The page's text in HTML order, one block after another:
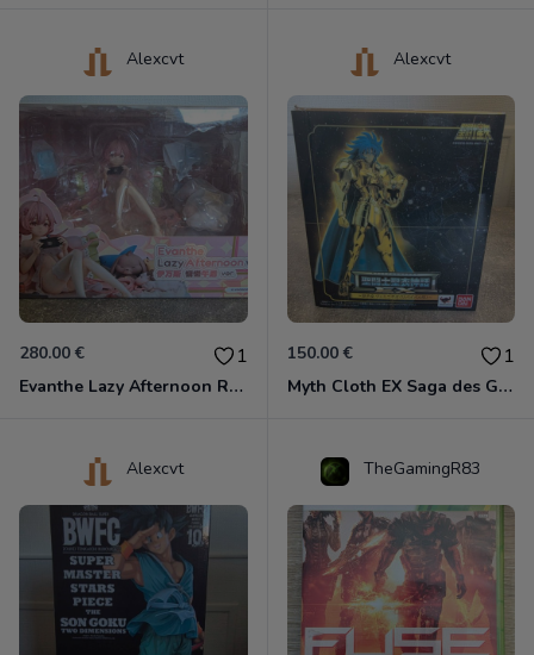
Alexcvt
280.00 € 1
Evanthe Lazy Afternoon Red Pride of Eden
Alexcvt
150.00 € 1
Myth Cloth EX Saga des Gémeaux
Alexcvt TheGamingR83